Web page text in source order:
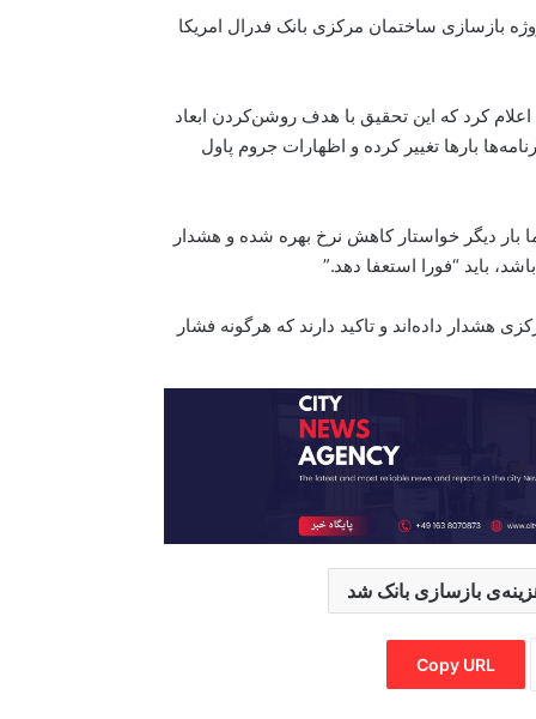
بازسازی ساختمان مرکزی بانک فدرال امریکا
اداره‌ی بودجه‌ی کاخ سفید، روز جمعه، ۱۱جولای، اعلام کرد که این تحقیق با هدف روشن‌کردن ابعاد
بارها تغییر کرده و اظهارات جروم پاول
بار دیگر خواستار کاهش نرخ بهره شده و هشدار
باید “فورا استعفا دهد.”
هشدار داده‌اند و تاکید دارند که هرگونه فشار
بازسازی بانک شد
Copy URL